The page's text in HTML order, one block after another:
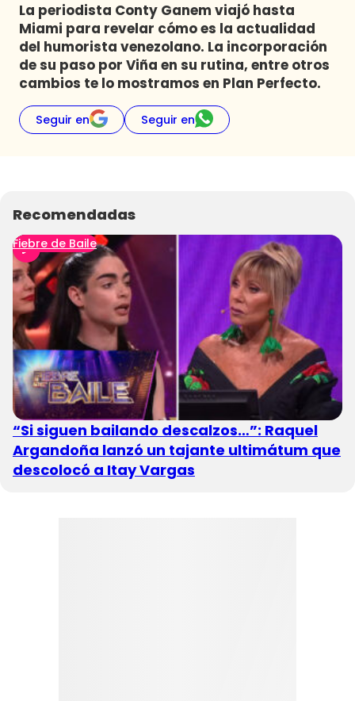
La periodista Conty Ganem viajó hasta
Miami para revelar cómo es la actualidad
del humorista venezolano. La incorporación
de su paso por Viña en su rutina, entre otros
cambios te lo mostramos en Plan Perfecto.
Seguir en Seguir en
Recomendadas
Fiebre de Baile
“Si siguen bailando descalzos…”: Raquel
Argandoña lanzó un tajante ultimátum que
descolocó a Itay Vargas
El Tiempo
Sabingo
Todos Los Programas